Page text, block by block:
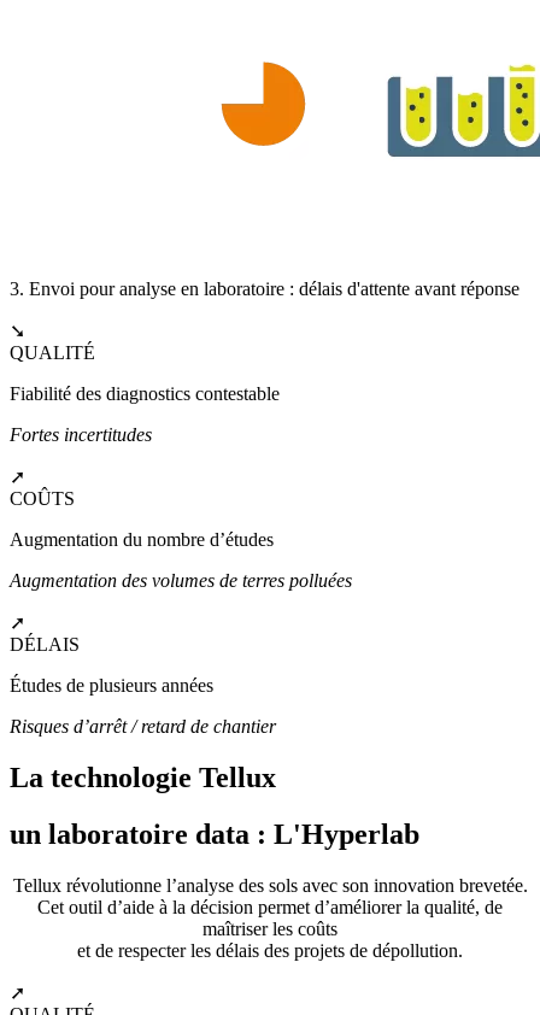
3. Envoi pour analyse en laboratoire : délais d'attente avant réponse
➘
QUALITÉ
Fiabilité des diagnostics contestable
Fortes incertitudes
➚
COÛTS
Augmentation du nombre d’études
Augmentation des volumes de terres polluées
➚
DÉLAIS
Études de plusieurs années
Risques d’arrêt / retard de chantier
La technologie Tellux
un laboratoire data : L'Hyperlab
Tellux révolutionne l’analyse des sols avec son innovation brevetée.
Cet outil d’aide à la décision permet d’améliorer la qualité, de
maîtriser les coûts
et de respecter les délais des projets de dépollution.
➚